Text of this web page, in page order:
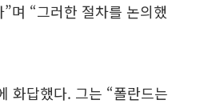
며 “그러한 절차를 논의했
화답했다. 그는 “폴란드는